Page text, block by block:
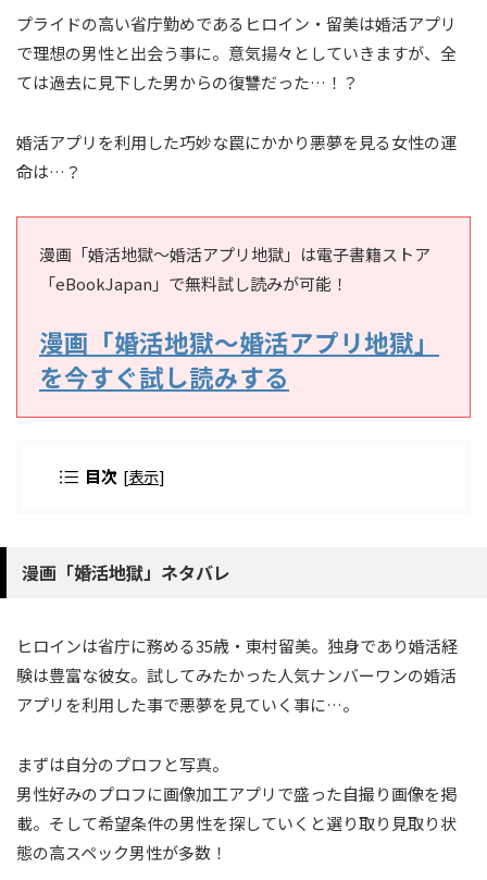
プライドの高い省庁勤めであるヒロイン・留美は婚活アプリ
で理想の男性と出会う事に。意気揚々としていきますが、全
ては過去に見下した男からの復讐だった…！？
婚活アプリを利用した巧妙な罠にかかり悪夢を見る女性の運
命は…？
漫画「婚活地獄～婚活アプリ地獄」は電子書籍ストア
「eBookJapan」で無料試し読みが可能！
漫画「婚活地獄～婚活アプリ地獄」
を今すぐ試し読みする
目次 [表示]
漫画「婚活地獄」ネタバレ
ヒロインは省庁に務める35歳・東村留美。独身であり婚活経
験は豊富な彼女。試してみたかった人気ナンバーワンの婚活
アプリを利用した事で悪夢を見ていく事に…。
まずは自分のプロフと写真。
男性好みのプロフに画像加工アプリで盛った自撮り画像を掲
載。そして希望条件の男性を探していくと選り取り見取り状
態の高スペック男性が多数！